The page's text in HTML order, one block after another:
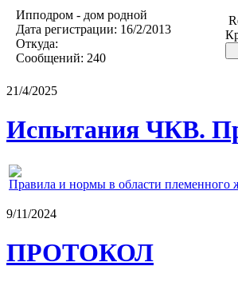
Ипподром - дом родной
Дата регистрации: 16/2/2013
Откуда:
Сообщений: 240
21/4/2025
Испытания ЧКВ.
Правила и нормы в области племенного
9/11/2024
ПРОТОКОЛ